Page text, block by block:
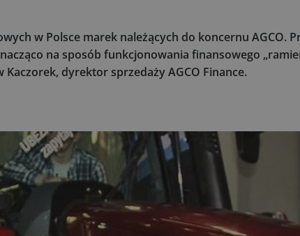
w Polsce marek należących do koncernu AGCO.
na sposób funkcjonowania finansowego
dyrektor sprzedaży AGCO Finance.